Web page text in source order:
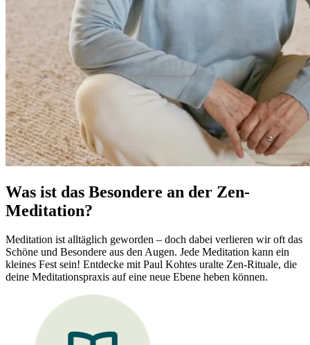
Was ist das Besondere an der Zen-
Meditation?
Meditation ist alltäglich geworden – doch dabei verlieren wir oft das
Schöne und Besondere aus den Augen. Jede Meditation kann ein
kleines Fest sein! Entdecke mit Paul Kohtes uralte Zen-Rituale, die
deine Meditationspraxis auf eine neue Ebene heben können.